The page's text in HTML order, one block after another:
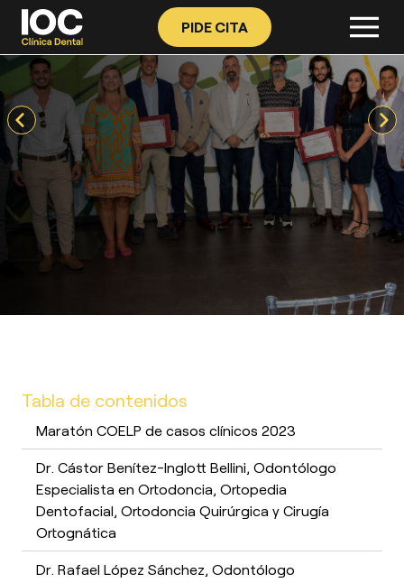
PIDE CITA
Tabla de contenidos
Maratón COELP de casos clínicos 2023
Dr. Cástor Benítez-Inglott Bellini, Odontólogo
Especialista en Ortodoncia, Ortopedia
Dentofacial, Ortodoncia Quirúrgica y Cirugía
Ortognática
Dr. Rafael López Sánchez, Odontólogo